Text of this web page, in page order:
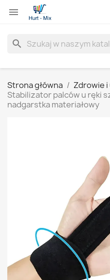

search
Strona główna Zdrowie
Stabilizator palców u ręki
nadgarstka materiałowy